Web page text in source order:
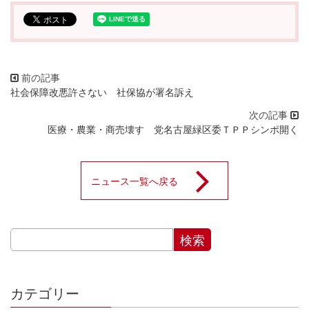
社会保障改悪許さない 社保協が署名訴え
医療・農業・商売壊す 党名古屋緑区委ＴＰＰシンポ開く
ニュース一覧へ戻る
カテゴリー